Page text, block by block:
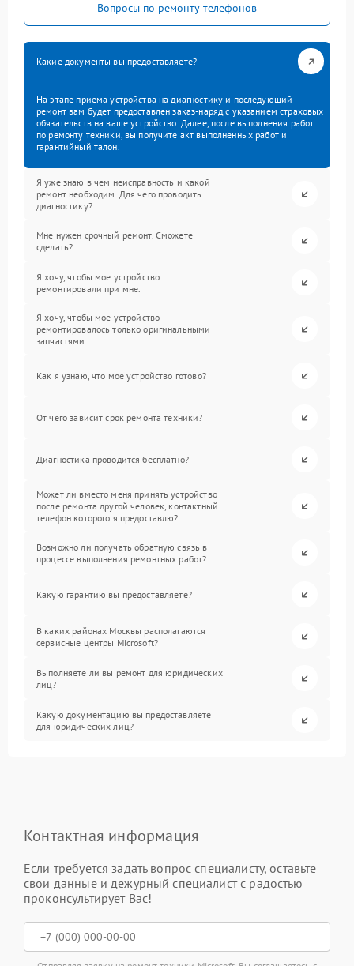
Вопросы по ремонту телефонов
Какие документы вы предоставляете?
На этапе приема устройства на диагностику и последующий
ремонт вам будет предоставлен заказ-наряд с указанием страховых
обязательств на ваше устройство. Далее, после выполнения работ
по ремонту техники, вы получите акт выполненных работ и
гарантийный талон.
Я уже знаю в чем неисправность и какой
ремонт необходим. Для чего проводить
диагностику?
Мне нужен срочный ремонт. Сможете
сделать?
Я хочу, чтобы мое устройство
ремонтировали при мне.
Я хочу, чтобы мое устройство
ремонтировалось только оригинальными
запчастями.
Как я узнаю, что мое устройство готово?
От чего зависит срок ремонта техники?
Диагностика проводится бесплатно?
Может ли вместо меня принять устройство
после ремонта другой человек, контактный
телефон которого я предоставлю?
Возможно ли получать обратную связь в
процессе выполнения ремонтных работ?
Какую гарантию вы предоставляете?
В каких районах Москвы располагаются
сервисные центры Microsoft?
Выполняете ли вы ремонт для юридических
лиц?
Какую документацию вы предоставляете
для юридических лиц?
Контактная информация
Если требуется задать вопрос специалисту, оставьте
свои данные и дежурный специалист с радостью
проконсультирует Вас!